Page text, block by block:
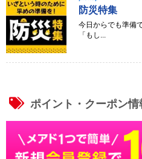
防災特集
今日からでも準備
「もし...
ポイント・クーポン情